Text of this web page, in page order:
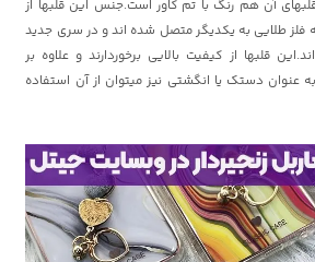
آن هم رنگ با تم کاور است.جنس این قلبها از
فلز طلایی به یکدیگر متصل شده اند و در سری جدید
قلبها از کیفیت بالایی برخوردارند و علاوه بر
دستک یا انگشتی نیز میتوان از آن استفاده